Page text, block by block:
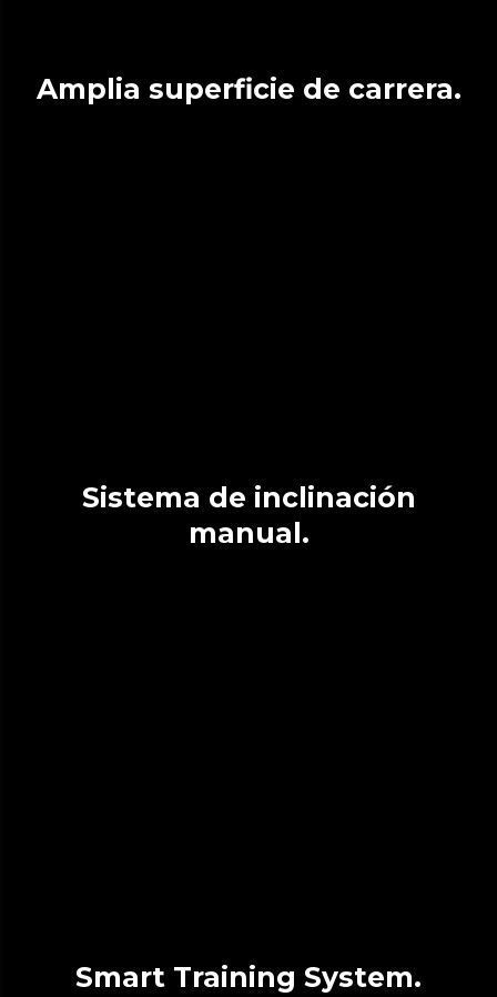
Amplia superficie de carrera.
Sistema de inclinación
manual.
Smart Training System.